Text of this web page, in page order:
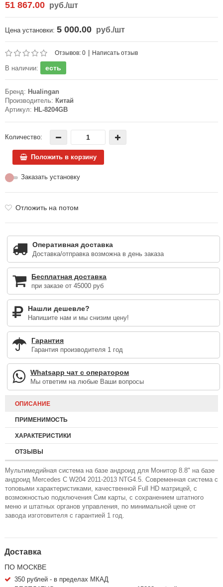
51 867.00 руб./шт
Цена установки: 5 000.00 руб./шт
Отзывов: 0 Написать отзыв
В наличии: есть
Бренд: Hualingan
Производитель: Китай
Артикул: HL-8204GB
Количество:
Положить в корзину
Заказать установку
Отложить на потом
Оперативная доставка
Доставка/отправка возможна в день заказа
Бесплатная доставка
при заказе от 45000 руб
Нашли дешевле?
Напишите нам и мы снизим цену!
Гарантия
Гарантия производителя 1 год
Whatsapp чат с оператором
Мы ответим на любые Ваши вопросы
ОПИСАНИЕ
ПРИМЕНИМОСТЬ
ХАРАКТЕРИСТИКИ
ОТЗЫВЫ
Мультимедийная система на базе андроид для Монитор 8.8" на базе
андроид Mercedes C W204 2011-2013 NTG4.5. Современная система с
топовыми характеристиками, качественной Full HD матрицей, с
возможностью подключения Сим карты, с сохранением штатного
меню и штатных органов управления, по минимальной цене от
завода изготовителя с гарантией 1 год.
Доставка
ПО МОСКВЕ
350 рублей - в пределах МКАД